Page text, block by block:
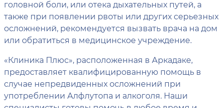
головной боли, или отека дыхательных путей, а
также при появлении рвоты или других серьезных
осложнений, рекомендуется вызвать врача на дом
или обратиться в медицинское учреждение.
«Клиника Плюс», расположенная в Аркадаке,
предоставляет квалифицированную помощь в
случае непредвиденных осложнений при
употреблении Алфлутопа и алкоголя. Наши